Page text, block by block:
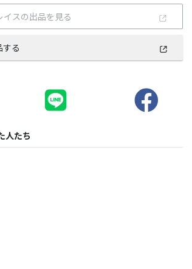
イスの出品を見る
する
人たち